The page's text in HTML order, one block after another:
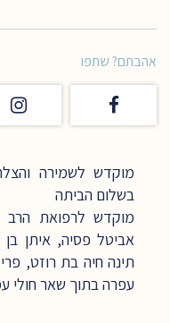
אהבתם? שתפו
מוקדש לשמירה
בשלום הביתה
מוקדש לרפואת
אביטל פסיה, איתן
תינה חיה בת רוזט,
עפרה בתוך שאר חולי